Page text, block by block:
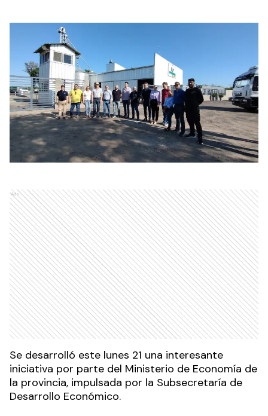
Ads
Se desarrolló este lunes 21 una interesante
iniciativa por parte del Ministerio de Economía de
la provincia, impulsada por la Subsecretaría de
Desarrollo Económico.